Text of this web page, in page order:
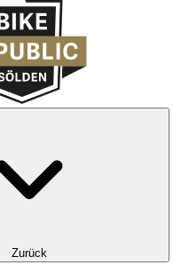
Zurück